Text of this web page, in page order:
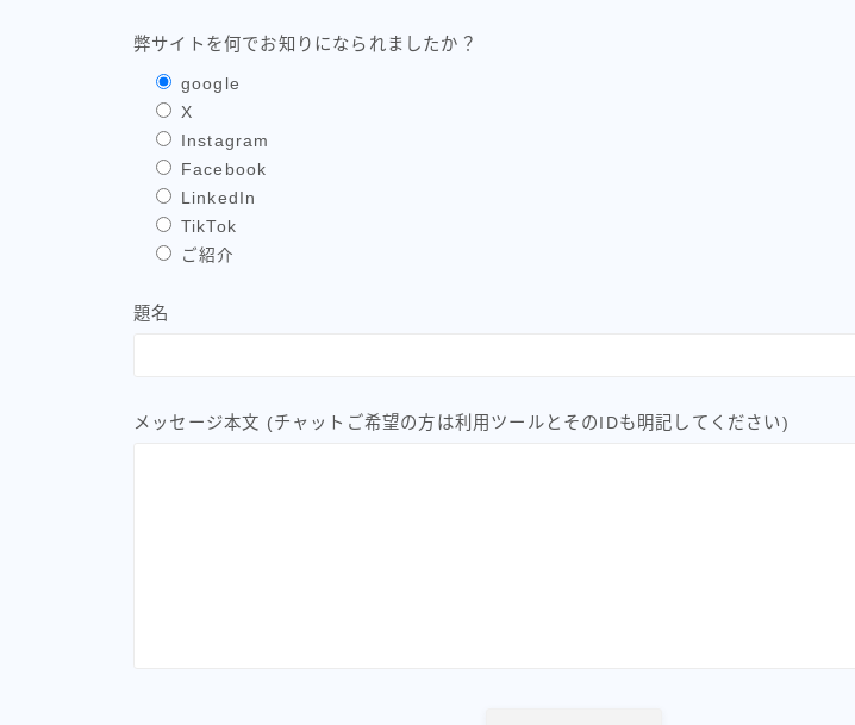
弊サイトを何でお知りになられましたか？
google
X
Instagram
Facebook
LinkedIn
TikTok
ご紹介
題名
メッセージ本文 (チャットご希望の方は利用ツールとそのIDも明記してください)